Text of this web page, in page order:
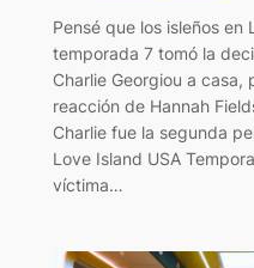
Pensé que los isleños en
temporada 7 tomó la
Charlie Georgiou a casa,
reacción de Hannah
Charlie fue la segunda
Love Island USA
víctima…